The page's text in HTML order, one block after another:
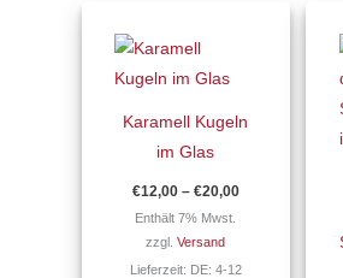
Karamell Kugeln
im Glas
€12,00 – €20,00
Preisspanne:
Enthält 7% Mwst.
zzgl.Versand
Lieferzeit: DE: 4-12
weist
Varianten
Die
Optionen